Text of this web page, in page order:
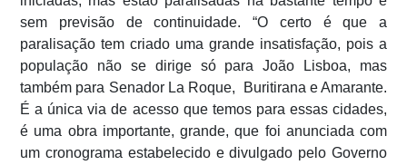
sem previsão de continuidade. “O certo é que a
paralisação tem criado uma grande insatisfação, pois a
população não se dirige só para João Lisboa, mas
também para Senador La Roque, Buritirana e Amarante.
É a única via de acesso que temos para essas cidades,
é uma obra importante, grande, que foi anunciada com
um cronograma estabelecido e divulgado pelo Governo